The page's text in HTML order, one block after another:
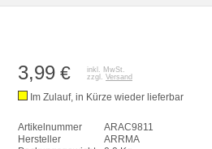
3,99 €
inkl. MwSt.
zzgl. Versand
Im Zulauf, in Kürze wieder lieferbar
Artikelnummer
ARAC9811
Hersteller
ARRMA